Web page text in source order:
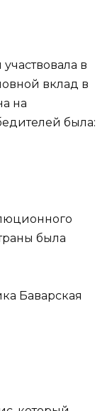
в
вклад в
на
была:
была
Баварская